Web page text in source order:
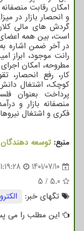
امکان رقابت
و انحصار بازار در
گردش های مالی
است، بین همه
در آخر ضمن اشاره
رانت موجود، ابراز
مطروحه، امکان
کار، رفع
کوچک، اشتغال
پرداخت بعنوان
منصفانه بازار و
فکری و اشتغال
منبع: توسعه دهندگان
1401/07/10
5.0
/
5
تگهای خبر:
این مطلب را می